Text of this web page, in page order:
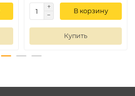
В корзину
Купить